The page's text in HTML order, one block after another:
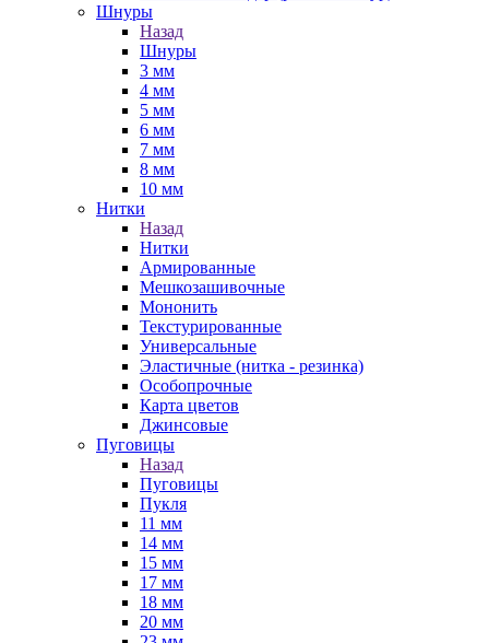
Шнуры
Назад
Шнуры
3 мм
4 мм
5 мм
6 мм
7 мм
8 мм
10 мм
Нитки
Назад
Нитки
Армированные
Мешкозашивочные
Мононить
Текстурированные
Универсальные
Эластичные (нитка - резинка)
Особопрочные
Карта цветов
Джинсовые
Пуговицы
Назад
Пуговицы
Пукля
11 мм
14 мм
15 мм
17 мм
18 мм
20 мм